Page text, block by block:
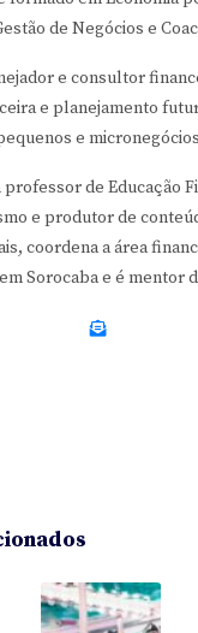
de Negócios e
e consultor
e planejamento
e
professor de Educação
e produtor de
coordena a área
Sorocaba e é mentor